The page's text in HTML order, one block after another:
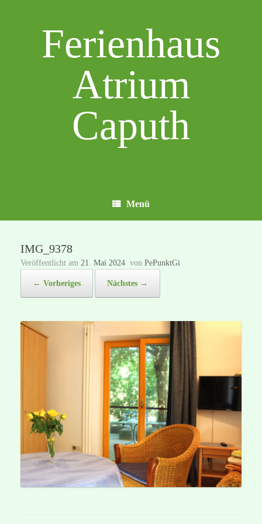
Ferienhaus
Atrium
Caputh
Menü
IMG_9378
Veröffentlicht am 21. Mai 2024 von PePunktGi
← Vorheriges Nächstes →